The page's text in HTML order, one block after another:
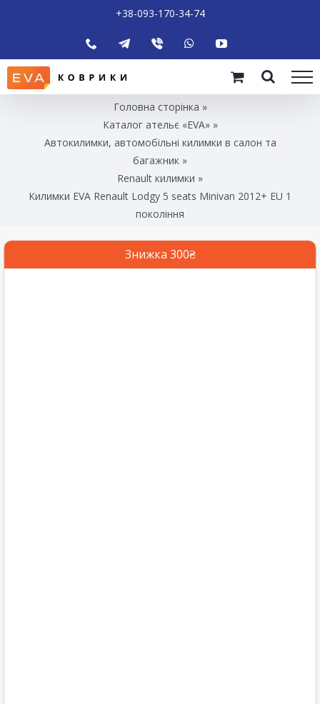
+38-093-170-34-74
Головна сторінка »
Каталог ательє «EVA»»
Автокилимки, автомобільні килимки в салон та
багажник »
Renault килимки »
Килимки EVA Renault Lodgy 5 seats Minivan 2012+ EU 1
покоління
Знижка 300₴